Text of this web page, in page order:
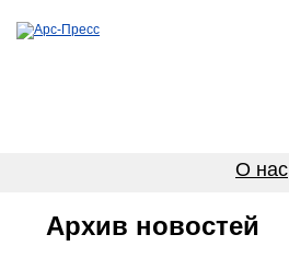
О нас
Архив новостей